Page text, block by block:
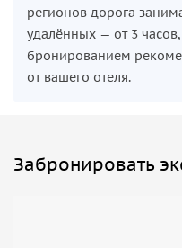
регионов дорога
удалённых — от 3
бронированием
от вашего отеля.
Забронировать